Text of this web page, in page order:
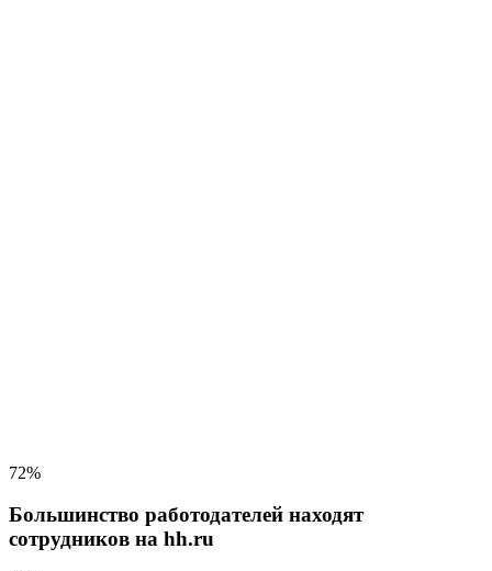
72%
Большинство работодателей находят
сотрудников на hh.ru